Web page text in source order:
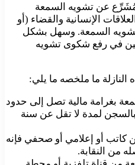
عن تشويه السمعة
الإنسانية والقضاء (أو
السمعة. وسهل بشكل
في رفع شكوى تشويه
ما ملخصه ما يلي:
بغرامة مالية تصل إلى حدود
بالسجن لمدة لا تقل عن سنة
كاتب أو إعلامي أو صحفي فإنه
من النقابة.